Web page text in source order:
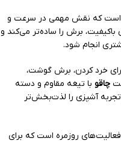
است که نقش مهمی در سرعت و
برش را ساده‌تر می‌کند و
انجام شود.
خرد کردن، برش گوشت،
چاقو با تیغه مقاوم و دسته
آشپزی را لذت‌بخش‌تر
فعالیت‌های روزمره است که برای